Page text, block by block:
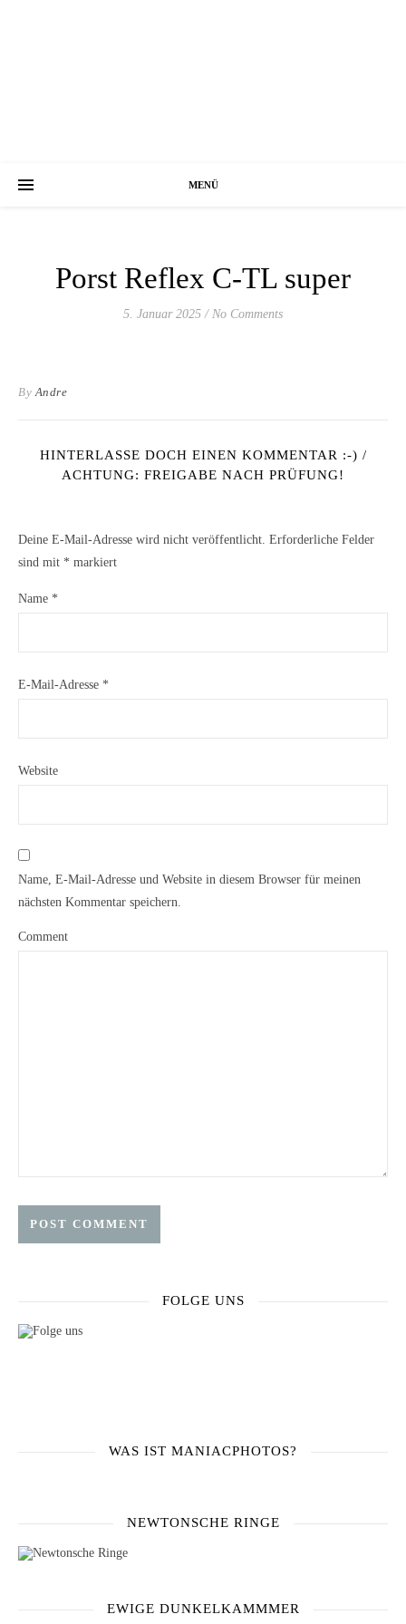
MENÜ
Porst Reflex C-TL super
5. Januar 2025 / No Comments
ByAndre
HINTERLASSE DOCH EINEN KOMMENTAR :-) /
ACHTUNG: FREIGABE NACH PRÜFUNG!
Deine E-Mail-Adresse wird nicht veröffentlicht. Erforderliche Felder
sind mit * markiert
Name *
E-Mail-Adresse *
Website
Name, E-Mail-Adresse und Website in diesem Browser für meinen
nächsten Kommentar speichern.
Comment
FOLGE UNS
WAS IST MANIACPHOTOS?
NEWTONSCHE RINGE
EWIGE DUNKELKAMMMER